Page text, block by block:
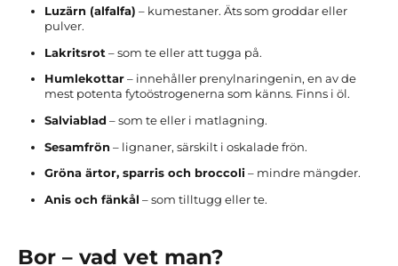
Luzärn (alfalfa) – kumestaner. Äts som groddar eller
pulver.
Lakritsrot – som te eller att tugga på.
Humlekottar – innehåller prenylnaringenin, en av de
mest potenta fytoöstrogenerna som känns. Finns i öl.
Salviablad – som te eller i matlagning.
Sesamfrön – lignaner, särskilt i oskalade frön.
Gröna ärtor, sparris och broccoli – mindre mängder.
Anis och fänkål – som tilltugg eller te.
Bor – vad vet man?